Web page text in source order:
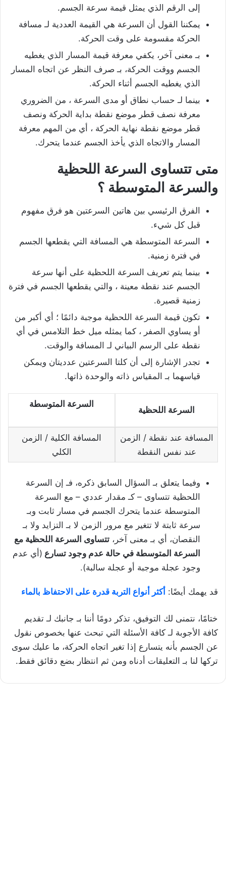
إلى الرقم الذي يمثل قيمة سرعة الجسم.
يمكننا القول أن السرعة هي القيمة العددية لـ مسافة
الحركة مقسومة على وقت الحركة.
بـ معنى آخر، يكفي معرفة قيمة المسار الذي يغطيه
الجسم ووقت الحركة، بـ صرف النظر عن اتجاه المسار
الذي يغطيه الجسم أثناء الحركة.
بينما لـ حساب نطاق أو مدى السرعة ، من الضروري
معرفة نصف قطر موضع نقطة بداية الحركة ونصف
قطر موضع نقطة نهاية الحركة ، أي من المهم معرفة
المسار والاتجاه الذي يأخذ الجسم عندما يتحرك.
متى تتساوى السرعة اللحظية
والسرعة المتوسطة ؟
الفرق الرئيسي بين هاتين السرعتين هو فرق مفهوم
قبل كل شيء.
السرعة المتوسطة هي المسافة التي يقطعها الجسم
في فترة زمنية.
بينما يتم تعريف السرعة اللحظية على أنها سرعة
الجسم عند نقطة معينة ، والتي يقطعها الجسم في فترة
زمنية قصيرة.
تكون قيمة السرعة اللحظية موجبة دائمًا ؛ أي أكبر من
أو يساوي الصفر ، كما يمثله ميل خط التلامس في أي
نقطة على الرسم البياني لـ المسافة والوقت.
تجدر الإشارة إلى أن كلتا السرعتين عدديتان ويمكن
قياسهما بـ المقياس ذاته والوحدة ذاتها.
السرعة اللحظية
السرعة المتوسطة
المسافة عند نقطة / الزمن
عند نفس النقطة
المسافة الكلية / الزمن
الكلي
وفيما يتعلق بـ السؤال السابق ذكره، فـ إن السرعة
اللحظية تتساوى – كـ مقدار عددي – مع السرعة
المتوسطة عندما يتحرك الجسم في مسار ثابت وبـ
سرعة ثابتة لا تتغير مع مرور الزمن لا بـ التزايد ولا بـ
النقصان، أي بـ معنى آخر، تتساوى السرعة اللحظية مع
السرعة المتوسطة في حالة عدم وجود تسارع (أي عدم
وجود عجلة موجبة أو عجلة سالبة).
قد يهمك أيضًا: أكثر أنواع التربة قدرة على الاحتفاظ بالماء
ختامًا، نتمنى لك التوفيق، تذكر دومًا أننا بـ جانبك لـ تقديم
كافة الأجوبة لـ كافة الأسئلة التي تبحث عنها بخصوص نقول
عن الجسم بأنه يتسارع إذا تغير اتجاه الحركة، ما عليك سوى
تركها لنا بـ التعليقات أدناه ومن ثم انتظار بضع دقائق فقط.